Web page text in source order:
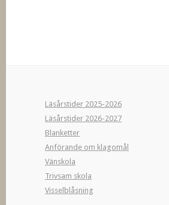
Läsårstider 2025-2026
Läsårstider 2026-2027
Blanketter
Anförande om klagomål
Vänskola
Trivsam skola
Visselblåsning